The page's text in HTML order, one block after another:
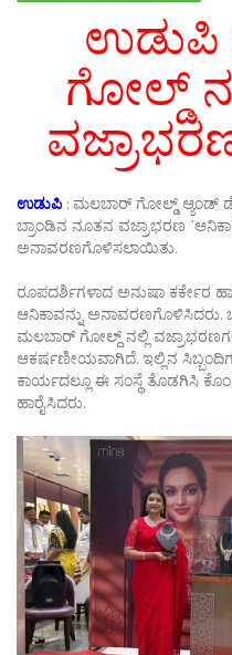
ಗೋಲ್ಡ್
ಉಡುಪಿ : ಮಲಬಾರ್ ಗೋಲ್ಡ್ ಆ್ಯಂಡ್
ಬ್ರಾಂಡಿನ ನೂತನ ವಜ್ರಾಭರಣ
ಅನಾವರಣಗೊಳಿಸಲಾಯಿತು.
ರೂಪದರ್ಶಿಗಳಾದ ಅನುಷಾ ಕರ್ಕೇರ
ಆನಿಕಾವನ್ನು ಅನಾವರಣಗೊಳಿಸಿದರು.
ಮಲಬಾರ್ ಗೋಲ್ದ್ ನಲ್ಲಿ
ಆಕರ್ಷಣೀಯವಾಗಿದೆ. ಇಲ್ಲಿನ
ಕಾರ್ಯದಲ್ಲೂ ಈ ಸಂಸ್ಥೆ ತೊಡಗಿಸಿ
ಹಾರೈಸಿದರು.